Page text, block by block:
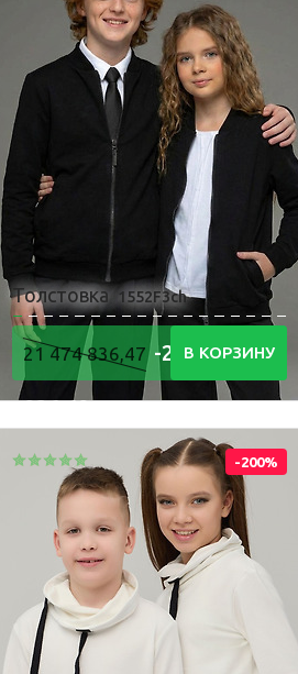
Одежда для взрослых
Блуза
Боди
Брюки
Джемпер
Костюм
Лонгслив
Толстовка
Футболка
Шорты
Толстовка 1552F3ch
21 474 836,47-21 474
836,48Р
В КОРЗИНУ
-200%